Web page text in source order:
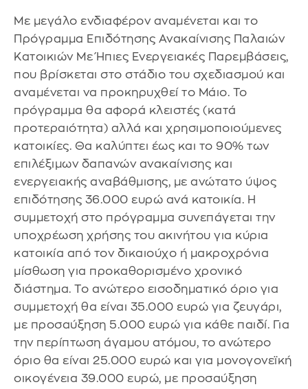
Με μεγάλο ενδιαφέρον αναμένεται και το
Πρόγραμμα Επιδότησης Ανακαίνισης Παλαιών
Κατοικιών Με Ήπιες Ενεργειακές Παρεμβάσεις,
που βρίσκεται στο στάδιο του σχεδιασμού και
αναμένεται να προκηρυχθεί το Μάιο. Το
πρόγραμμα θα αφορά κλειστές (κατά
προτεραιότητα) αλλά και χρησιμοποιούμενες
κατοικίες. Θα καλύπτει έως και το 90% των
επιλέξιμων δαπανών ανακαίνισης και
ενεργειακής αναβάθμισης, με ανώτατο ύψος
επιδότησης 36.000 ευρώ ανά κατοικία. Η
συμμετοχή στο πρόγραμμα συνεπάγεται την
υποχρέωση χρήσης του ακινήτου για κύρια
κατοικία από τον δικαιούχο ή μακροχρόνια
μίσθωση για προκαθορισμένο χρονικό
διάστημα. Το ανώτερο εισοδηματικό όριο για
συμμετοχή θα είναι 35.000 ευρώ για ζευγάρι,
με προσαύξηση 5.000 ευρώ για κάθε παιδί. Για
την περίπτωση άγαμου ατόμου, το ανώτερο
όριο θα είναι 25.000 ευρώ και για μονογονεϊκή
οικογένεια 39.000 ευρώ, με προσαύξηση